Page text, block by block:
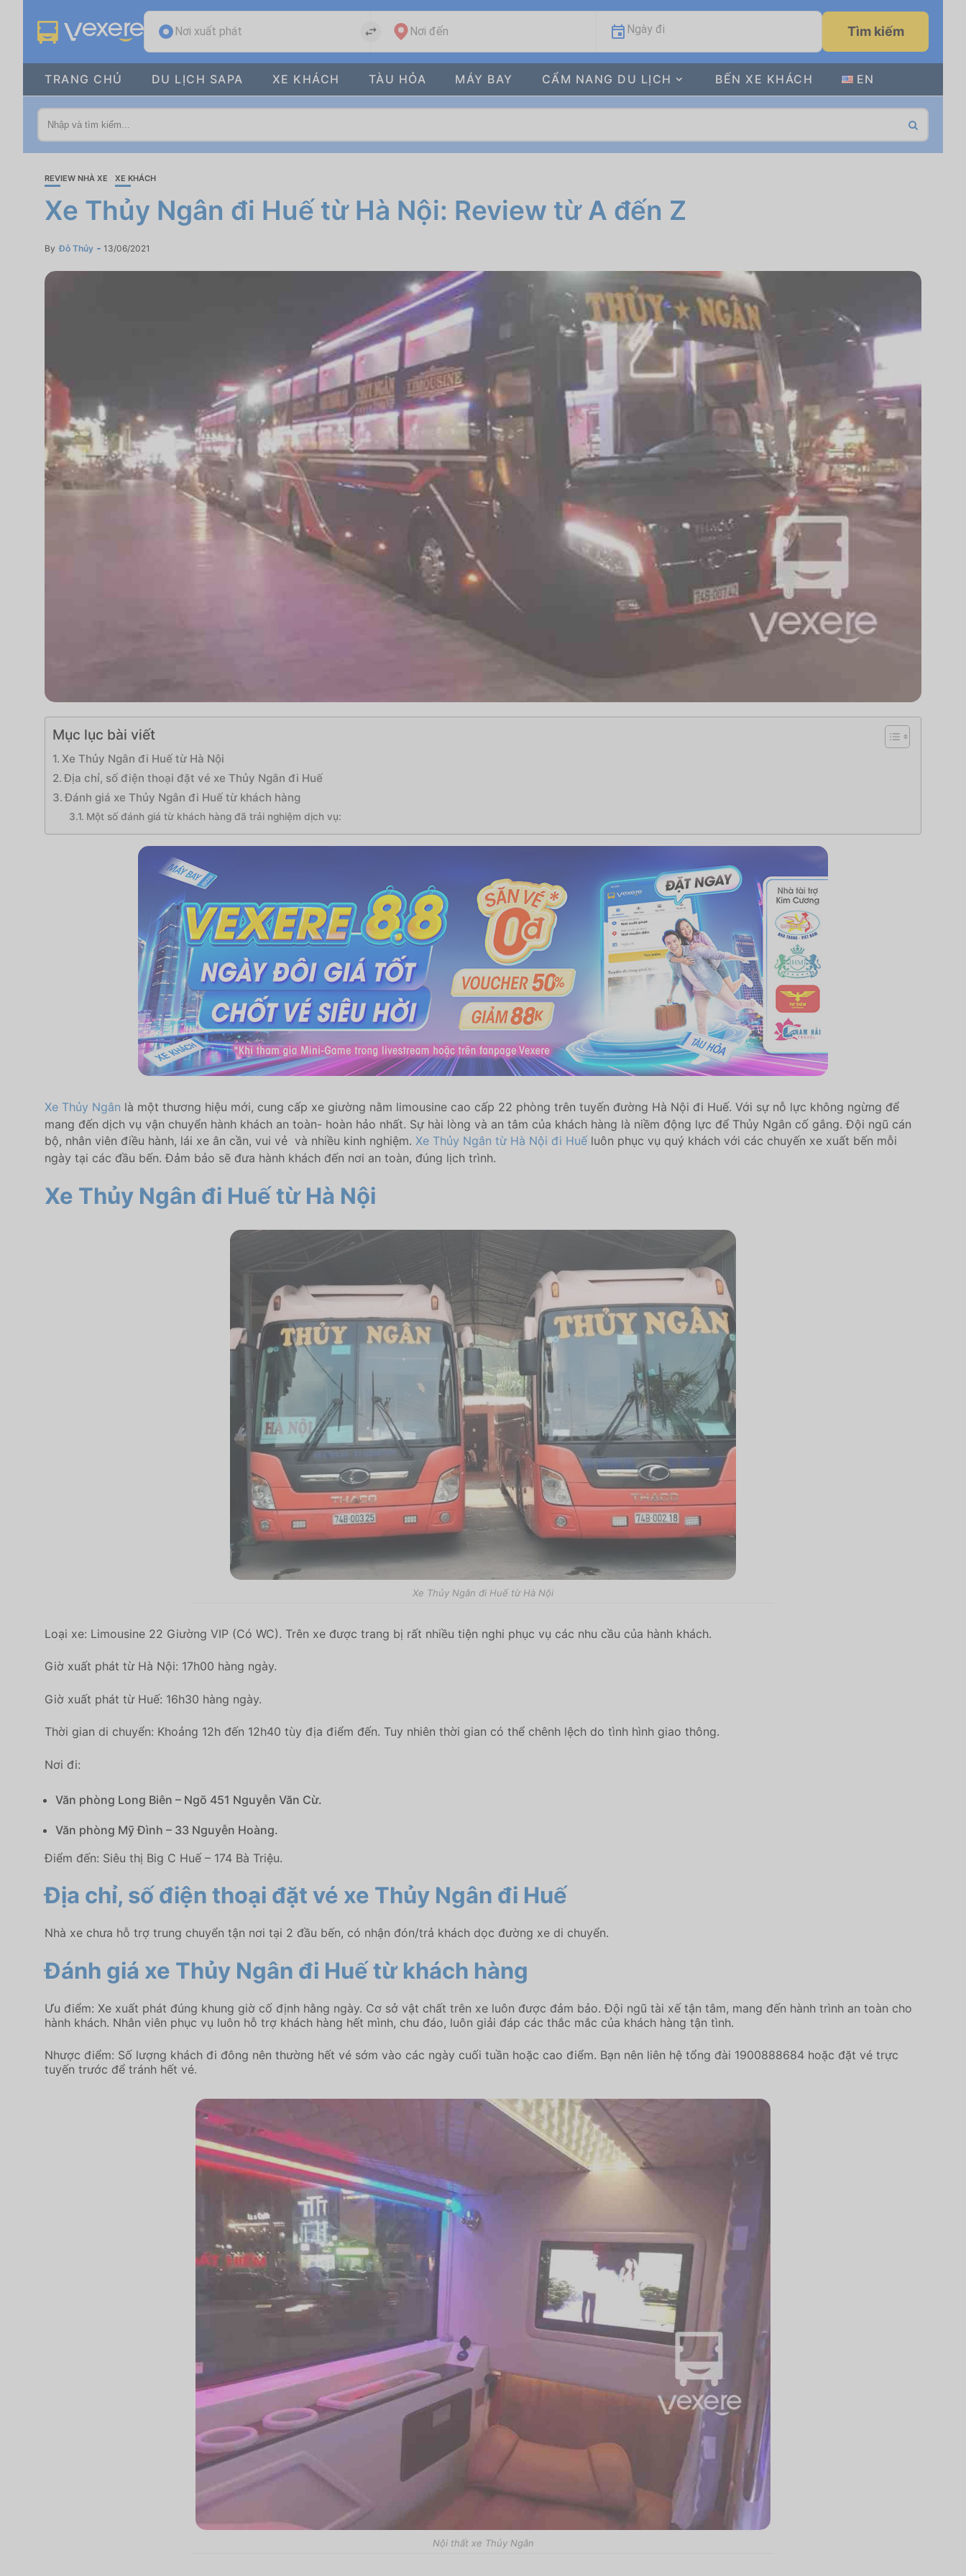
Nơi xuất phát Nơi đến Ngày đi Tìm kiếm
TRANG CHỦ DU LỊCH SAPA XE KHÁCH TÀU HỎA MÁY BAY CẨM NANG DU LỊCH BẾN XE KHÁCH EN
REVIEW NHÀ XE XE KHÁCH
Xe Thủy Ngân đi Huế từ Hà Nội: Review từ A đến Z
By Đỗ Thủy 13/06/2021
Mục lục bài viết
Xe Thủy Ngân đi Huế từ Hà Nội
Địa chỉ, số điện thoại đặt vé xe Thủy Ngân đi Huế
Đánh giá xe Thủy Ngân đi Huế từ khách hàng
Một số đánh giá từ khách hàng đã trải nghiệm dịch vụ:
Xe Thủy Ngân là một thương hiệu mới, cung cấp xe giường nằm limousine cao cấp 22 phòng trên tuyến đường Hà Nội đi Huế. Với sự nỗ lực không ngừng để
mang đến dịch vụ vận chuyển hành khách an toàn- hoàn hảo nhất. Sự hài lòng và an tâm của khách hàng là niềm động lực để Thủy Ngân cố gắng. Đội ngũ cán
bộ, nhân viên điều hành, lái xe ân cần, vui vẻ và nhiều kinh nghiệm. Xe Thủy Ngân từ Hà Nội đi Huếluôn phục vụ quý khách với các chuyến xe xuất bến mỗi
ngày tại các đầu bến. Đảm bảo sẽ đưa hành khách đến nơi an toàn, đúng lịch trình.
Xe Thủy Ngân đi Huếtừ Hà Nội
Xe Thủy Ngân đi Huế từ Hà Nội
Loại xe: Limousine 22 Giường VIP (Có WC). Trên xe được trang bị rất nhiều tiện nghi phục vụ các nhu cầu của hành khách.
Giờ xuất phát từ Hà Nội: 17h00 hàng ngày.
Giờ xuất phát từ Huế: 16h30 hàng ngày.
Thời gian di chuyển: Khoảng 12h đến 12h40 tùy địa điểm đến. Tuy nhiên thời gian có thể chênh lệch do tình hình giao thông.
Nơi đi:
Văn phòng Long Biên – Ngõ 451 Nguyễn Văn Cừ.
Văn phòng Mỹ Đình – 33 Nguyễn Hoàng.
Điểm đến: Siêu thị Big C Huế – 174 Bà Triệu.
Địa chỉ, số điện thoại đặt vé xe Thủy Ngân đi Huế
Nhà xe chưa hỗ trợ trung chuyển tận nơi tại 2 đầu bến, có nhận đón/trả khách dọc đường xe di chuyển.
Đánh giá xe Thủy Ngân đi Huế từ khách hàng
Ưu điểm: Xe xuất phát đúng khung giờ cố định hằng ngày. Cơ sở vật chất trên xe luôn được đảm bảo. Đội ngũ tài xế tận tâm, mang đến hành trình an toàn cho
hành khách. Nhân viên phục vụ luôn hỗ trợ khách hàng hết mình, chu đáo, luôn giải đáp các thắc mắc của khách hàng tận tình.
Nhược điểm: Số lượng khách đi đông nên thường hết vé sớm vào các ngày cuối tuần hoặc cao điểm. Bạn nên liên hệ tổng đài 1900888684 hoặc đặt vé trực
tuyến trước để tránh hết vé.
Nội thất xe Thủy Ngân